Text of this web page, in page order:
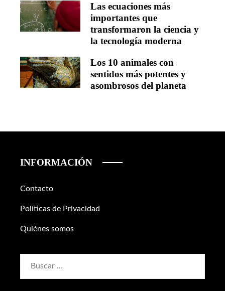
Las ecuaciones más
importantes que
transformaron la ciencia y
la tecnología moderna
Los 10 animales con
sentidos más potentes y
asombrosos del planeta
INFORMACIÓN
Contacto
Políticas de Privacidad
Quiénes somos